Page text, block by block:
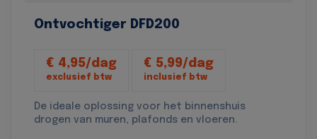
Ontvochtiger DFD200
€ 4,95/dag
exclusief btw
€ 5,99/dag
inclusief btw
De ideale oplossing voor het binnenshuis
drogen van muren, plafonds en vloeren.